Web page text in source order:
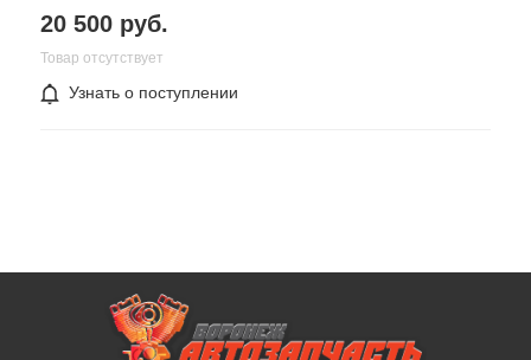
20 500 руб.
Товар отсутствует
Узнать о поступлении